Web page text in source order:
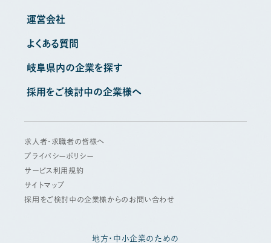
運営会社
よくある質問
岐阜県内の企業を探す
採用をご検討中の企業様へ
求人者・求職者の皆様へ
プライバシーポリシー
サービス利用規約
サイトマップ
採用をご検討中の企業様からのお問い合わせ
地方・中小企業のための